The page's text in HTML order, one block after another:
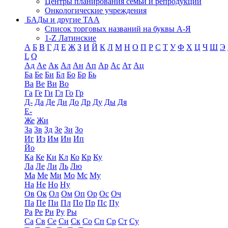
Онкологические учреждения
БАДы и другие ТАА
Список торговых названий на буквы А-Я
1-Z Латинские
А Б В Г Д Е Ж З И Й К Л М Н О П Р С Т У Ф Х Ц Ч Ш Э
L Q
Ад Ае Ак Ал Ан Ап Ар Ас Ат Ац
Ба Бе Би Бл Бо Бр Бь
Ва Ве Ви Во
Га Ге Ги Гл Го Гр
Д- Да Де Ди До Др Ду Ды Дя
Е-
Же Жи
За Зв Зд Зе Зи Зо
Иг Из Им Ин Ип
Йо
Ка Ке Ки Кл Ко Кр Ку
Ла Ле Ли Ль Лю
Ма Ме Ми Мо Мс Му
На Не Но Ну
Ов Ок Ол Ом Оп Ор Ос Оч
Па Пе Пи Пл По Пр Пс Пу
Ра Ре Ри Ру Ры
Са Св Се Си Ск Со Сп Ср Ст Су